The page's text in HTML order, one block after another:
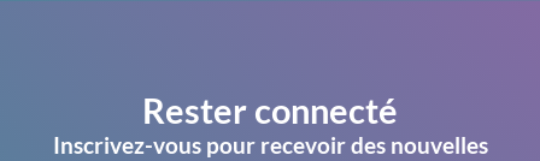
Rester connecté
Inscrivez-vous pour recevoir des nouvelles